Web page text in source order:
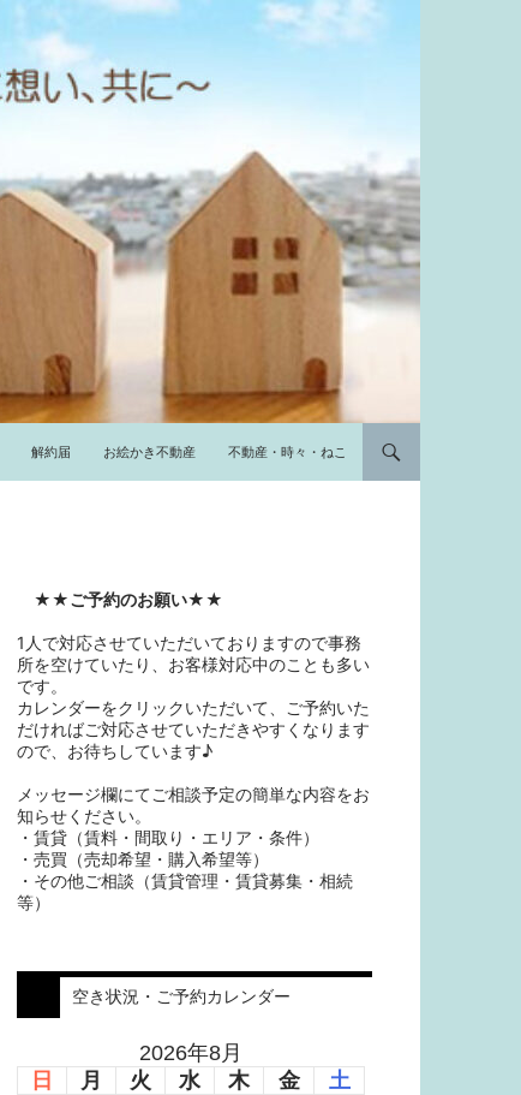
解約届 お絵かき不動産 不動産・時々・ねこ
★★ご予約のお願い★★
1人で対応させていただいておりますので事務
所を空けていたり、お客様対応中のことも多い
です。
カレンダーをクリックいただいて、ご予約いた
だければご対応させていただきやすくなります
ので、お待ちしています♪
メッセージ欄にてご相談予定の簡単な内容をお
知らせください。
・賃貸（賃料・間取り・エリア・条件）
・売買（売却希望・購入希望等）
・その他ご相談（賃貸管理・賃貸募集・相続
等）
空き状況・ご予約カレンダー
2026年8月
日
月 火 水 木 金 土